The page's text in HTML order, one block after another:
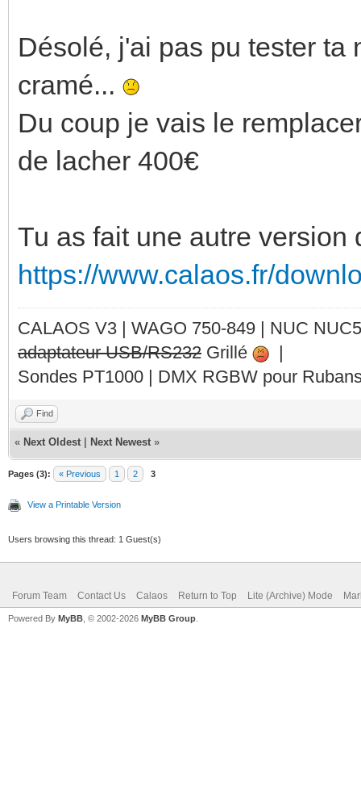
Désolé, j'ai pas pu tester ta
cramé...
Du coup je vais le
de lacher 400€
Tu as fait une autre version
https://www.calaos.fr/
CALAOS V3 | WAGO 750-849 | NUC
adaptateur USB/RS232 Grillé
|
Sondes PT1000 | DMX RGBW pour
Find
« Next Oldest Next Newest »
Pages (3): « Previous 1 2 3
View a Printable Version
Users browsing this thread: 1 Guest(s)
Forum Team Contact Us Calaos Return to Top Lite (Archive) Mode
Powered By MyBB , © 2002-2026 MyBB Group